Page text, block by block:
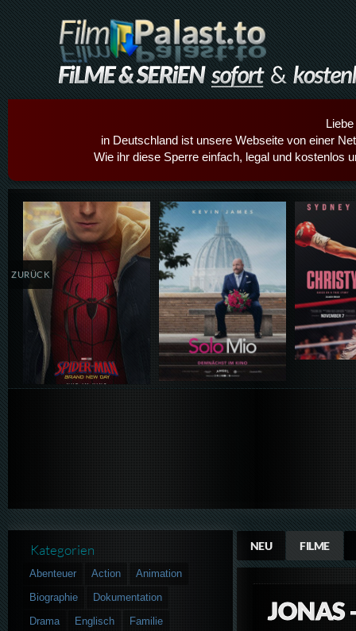
in Deutschland ist unsere Webseite von einer
Wie ihr diese Sperre einfach, legal und kostenlos
Details,Play Details,Play
ZURÜCK
NEU FILME
JONAS
Kategorien
Abenteuer Action
Animation
Biographie
Dokumentation
Drama
Englisch
Familie